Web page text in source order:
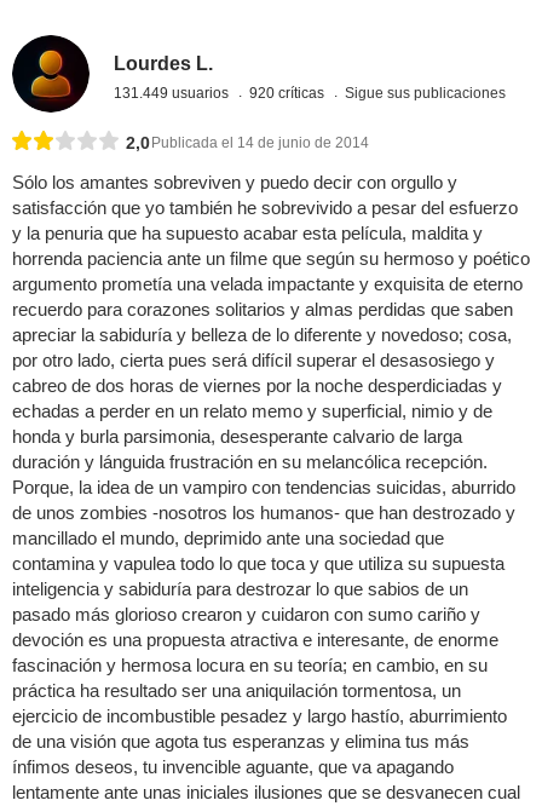
Lourdes L.
131.449 usuarios 920 críticas Sigue sus publicaciones
2,0 Publicada el 14 de junio de 2014
Sólo los amantes sobreviven y puedo decir con orgullo y
satisfacción que yo también he sobrevivido a pesar del esfuerzo
y la penuria que ha supuesto acabar esta película, maldita y
horrenda paciencia ante un filme que según su hermoso y poético
argumento prometía una velada impactante y exquisita de eterno
recuerdo para corazones solitarios y almas perdidas que saben
apreciar la sabiduría y belleza de lo diferente y novedoso; cosa,
por otro lado, cierta pues será difícil superar el desasosiego y
cabreo de dos horas de viernes por la noche desperdiciadas y
echadas a perder en un relato memo y superficial, nimio y de
honda y burla parsimonia, desesperante calvario de larga
duración y lánguida frustración en su melancólica recepción.
Porque, la idea de un vampiro con tendencias suicidas, aburrido
de unos zombies -nosotros los humanos- que han destrozado y
mancillado el mundo, deprimido ante una sociedad que
contamina y vapulea todo lo que toca y que utiliza su supuesta
inteligencia y sabiduría para destrozar lo que sabios de un
pasado más glorioso crearon y cuidaron con sumo cariño y
devoción es una propuesta atractiva e interesante, de enorme
fascinación y hermosa locura en su teoría; en cambio, en su
práctica ha resultado ser una aniquilación tormentosa, un
ejercicio de incombustible pesadez y largo hastío, aburrimiento
de una visión que agota tus esperanzas y elimina tus más
ínfimos deseos, tu invencible aguante, que va apagando
lentamente ante unas iniciales ilusiones que se desvanecen cual